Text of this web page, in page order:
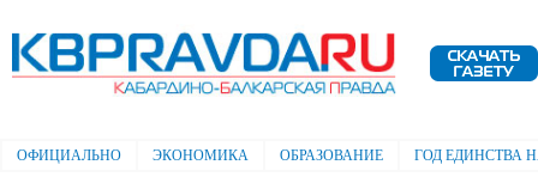
Электронная газета "Кабардино-
Балкарская правда"
Главное меню
ОФИЦИАЛЬНО ЭКОНОМИКА ОБРАЗОВАНИЕ ГОД ЕДИНСТВА